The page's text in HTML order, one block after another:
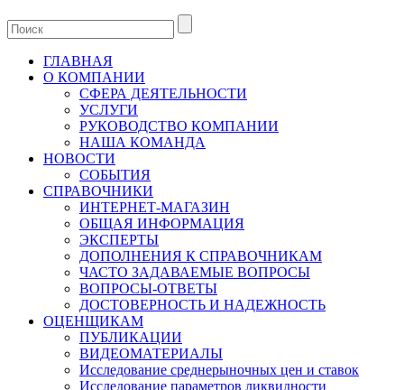
ГЛАВНАЯ
О КОМПАНИИ
СФЕРА ДЕЯТЕЛЬНОСТИ
УСЛУГИ
РУКОВОДСТВО КОМПАНИИ
НАША КОМАНДА
НОВОСТИ
СОБЫТИЯ
СПРАВОЧНИКИ
ИНТЕРНЕТ-МАГАЗИН
ОБЩАЯ ИНФОРМАЦИЯ
ЭКСПЕРТЫ
ДОПОЛНЕНИЯ К СПРАВОЧНИКАМ
ЧАСТО ЗАДАВАЕМЫЕ ВОПРОСЫ
ВОПРОСЫ-ОТВЕТЫ
ДОСТОВЕРНОСТЬ И НАДЕЖНОСТЬ
ОЦЕНЩИКАМ
ПУБЛИКАЦИИ
ВИДЕОМАТЕРИАЛЫ
Исследование среднерыночных цен и ставок
Исследование параметров ликвидности